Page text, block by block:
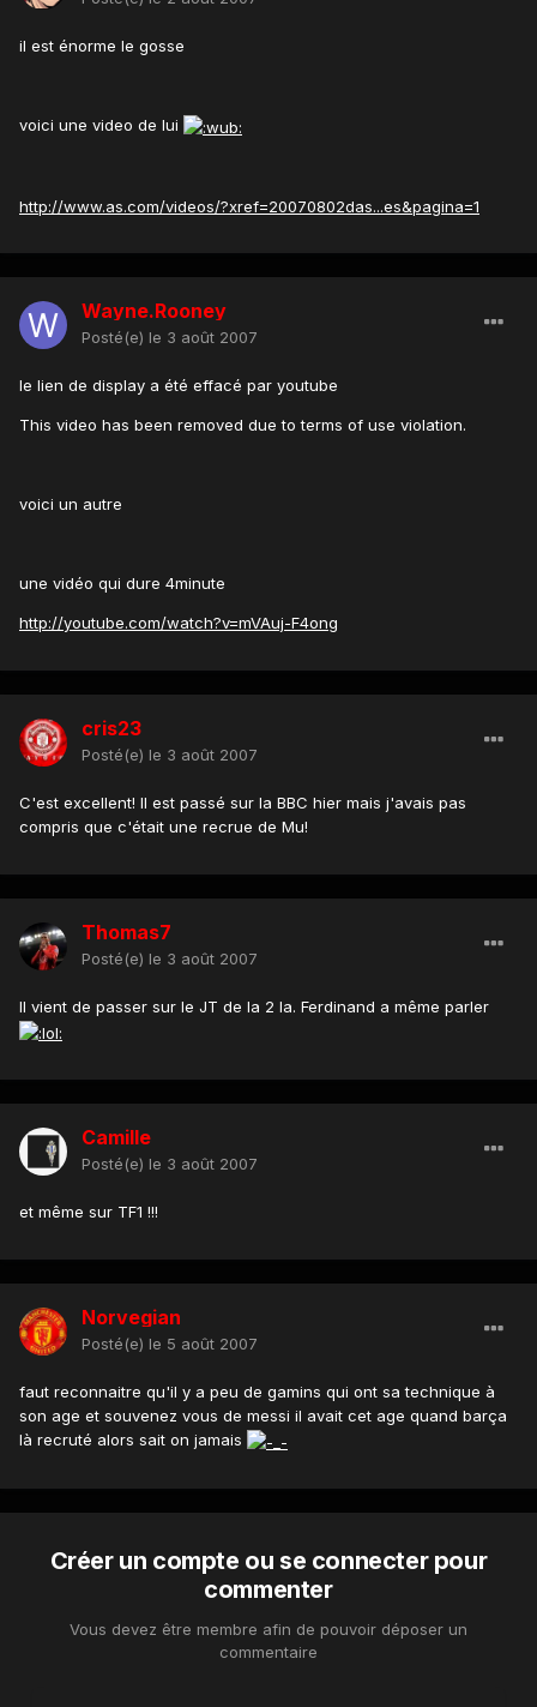
il est énorme le gosse
voici une video de lui
http://www.as.com/videos/?xref=20070802das...es&pagina=1
Wayne.Rooney
Posté(e) le 3 août 2007
le lien de display a été effacé par youtube
This video has been removed due to terms of use violation.
voici un autre
une vidéo qui dure 4minute
http://youtube.com/watch?v=mVAuj-F4ong
cris23
Posté(e) le 3 août 2007
C'est excellent! Il est passé sur la BBC hier mais j'avais pas
compris que c'était une recrue de Mu!
Thomas7
Posté(e) le 3 août 2007
Il vient de passer sur le JT de la 2 la. Ferdinand a même parler
Camille
Posté(e) le 3 août 2007
et même sur TF1 !!!
Norvegian
Posté(e) le 5 août 2007
faut reconnaitre qu'il y a peu de gamins qui ont sa technique à
son age et souvenez vous de messi il avait cet age quand barça
là recruté alors sait on jamais
Créer un compte ou se connecter pour
commenter
Vous devez être membre afin de pouvoir déposer un
commentaire